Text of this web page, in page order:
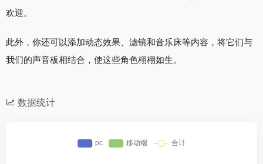
欢迎。
此外，你还可以添加动态效果、滤镜和音乐床等内容，将它们与
我们的声音板相结合，使这些角色栩栩如生。
数据统计